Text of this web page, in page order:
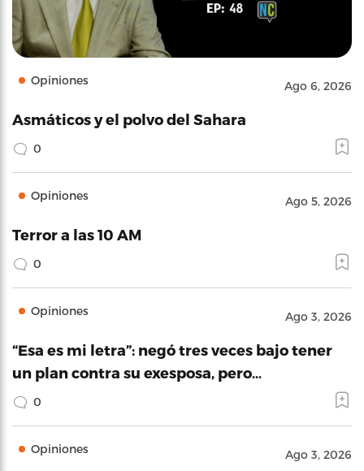
Opiniones Ago 6, 2026
Asmáticos y el polvo del Sahara
0
Opiniones Ago 5, 2026
Terror a las 10 AM
0
Opiniones Ago 3, 2026
“Esa es mi letra”: negó tres veces bajo tener
un plan contra su exesposa, pero…
0
Opiniones Ago 3, 2026